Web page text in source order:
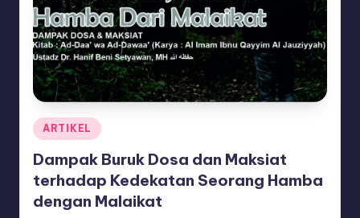
Posted
in
ARTIKEL
Dampak Buruk Dosa dan Maksiat
terhadap Kedekatan Seorang Hamba
dengan Malaikat